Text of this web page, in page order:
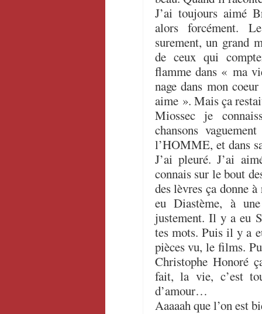
J’ai toujours aimé
alors forcément.
surement, un grand
de ceux qui
flamme dans « ma
nage dans mon
aime ». Mais ça
Miossec je
chansons
l’HOMME, et dans
J’ai pleuré. J’ai
connais sur le bout
des lèvres ça donne
eu Diastème, à
justement. Il y a eu
tes mots. Puis il y a
pièces vu, le films.
Christophe Honoré
fait, la vie, c’est
d’amour…
Aaaaah que l’on est